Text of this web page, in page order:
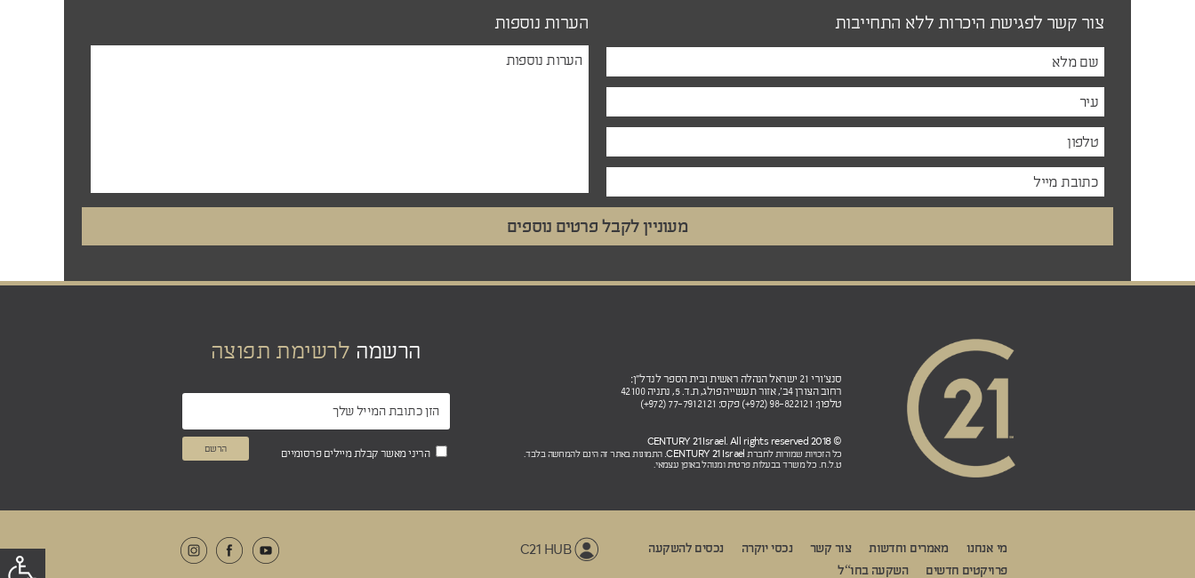
צור קשר לפגישת היכרות ללא התחייבות הערות נוספות
סנצ'ורי 21 ישראל הנהלה ראשית ובית הספר לנדל"ן:
רחוב הצורן 4ב', אזור תעשייה פולג, ת.ד. 5, נתניה 42100
טלפון: 98-822121 (972+) פקס: 77-7912121 (972+)
© 2018 CENTURY 21 Israel. All rights reserved
כל הזכויות שמורות לחברת CENTURY 21 Israel. התמונות באתר זה הינם להמחשה בלבד.
ט.ל.ח. כל משרד בבעלות פרטית ומנוהל באופן עצמאי.
הרשמה לרשימת תפוצה
הריני מאשר קבלת מיילים פרסומיים
מי אנחנו מאמרים וחדשות צור קשר נכסי יוקרה
נכסים להשקעה
פרויקטים חדשים
השקעה בחו“ל
C21 HUB